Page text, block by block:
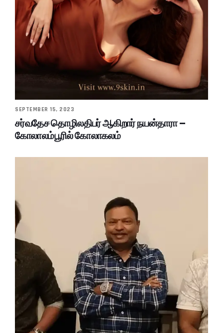
SEPTEMBER 15, 2023
சர்வதேச தொழிலதிபர் ஆகிறார் நயன்தாரா –
கோலாலம்பூரில் கோலாகலம்